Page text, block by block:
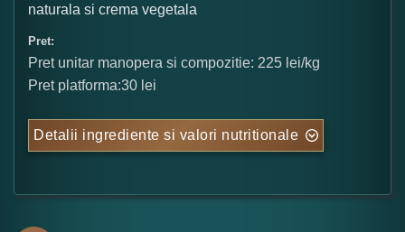
naturala si crema vegetala
Pret:
Pret unitar manopera si compozitie: 225 lei/kg
Pret platforma:30 lei
Detalii ingrediente si valori nutritionale